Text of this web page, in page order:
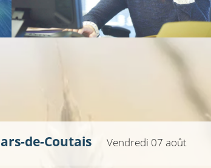
de-Coutais Vendredi 07 août